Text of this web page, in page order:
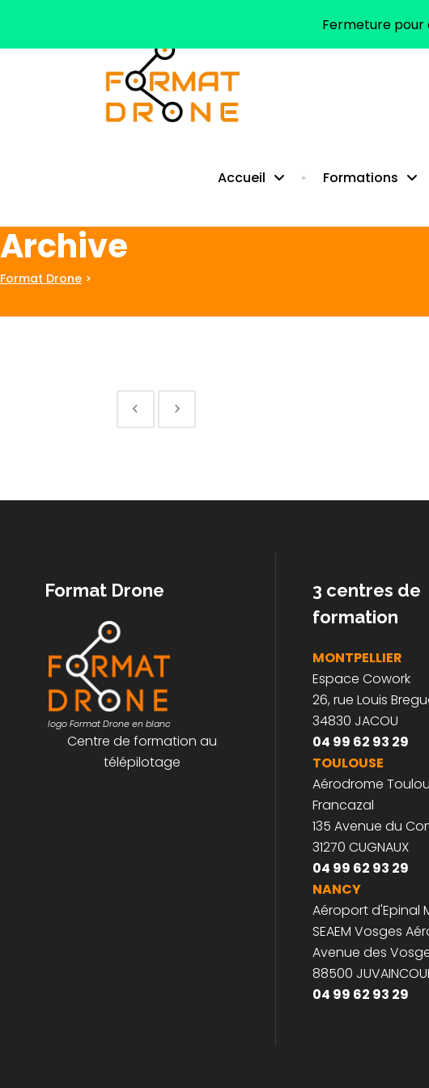
Format Drone - Centre de formation au pilotage de drones (Occitanie)
Accueil Formations
Archive
No posts were found.
Format Drone
logo Format Drone en blanc
formation
MONTPELLIER
Espace Cowork
26, rue Louis
34830 JACOU
04 99 62 93 29
TOULOUSE
Aérodrome
Francazal
135 Avenue du
31270 CUGNAUX
04 99 62 93 29
NANCY
Aéroport d'Epinal
SEAEM Vosges
Avenue des Vosges
Fermeture pour